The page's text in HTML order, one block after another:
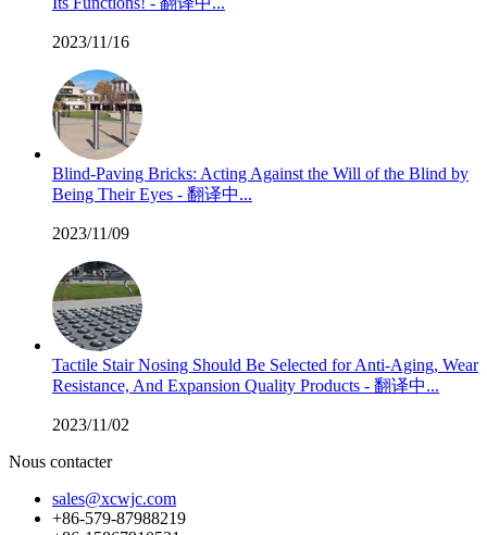
2023/11/16
Blind-Paving Bricks: Acting Against the Will of the Blind by
Being Their Eyes - 翻译中...
2023/11/09
Tactile Stair Nosing Should Be Selected for Anti-Aging, Wear
Resistance, And Expansion Quality Products - 翻译中...
2023/11/02
Nous contacter
sales@xcwjc.com
+86-579-87988219